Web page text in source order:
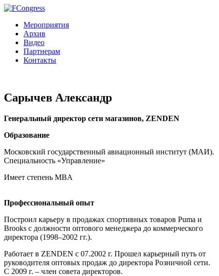
Мероприятия
Архив
Видео
Партнерам
Контакты
Сарычев Александр
Генеральный директор сети магазинов, ZENDEN
Образование
Московский государственный авиационный институт (МАИ).
Специальность «Управление»
Имеет степень MBA
Профессиональный опыт
Построил карьеру в продажах спортивных товаров Puma и
Brooks с должности оптового менеджера до коммерческого
директора (1998–2002 гг.).
Работает в ZENDEN с 07.2002 г. Прошел карьерный путь от
руководителя оптовых продаж до директора Розничной сети.
С 2009 г. – член совета директоров.